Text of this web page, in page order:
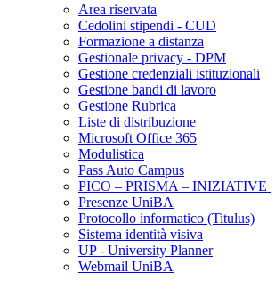
Area riservata
Cedolini stipendi - CUD
Formazione a distanza
Gestionale privacy - DPM
Gestione credenziali istituzionali
Gestione bandi di lavoro
Gestione Rubrica
Liste di distribuzione
Microsoft Office 365
Modulistica
Pass Auto Campus
PICO – PRISMA – INIZIATIVE
Presenze UniBA
Protocollo informatico (Titulus)
Sistema identità visiva
UP - University Planner
Webmail UniBA